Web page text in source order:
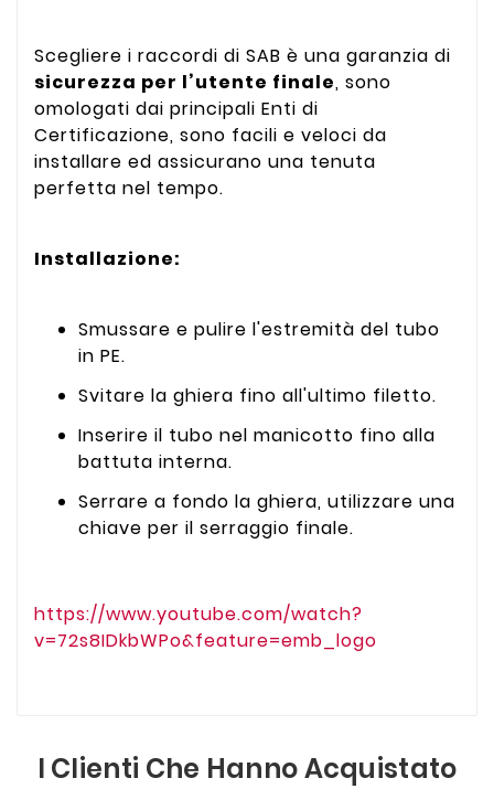
Scegliere i raccordi di SAB è una garanzia di
sicurezza per l’utente finale, sono
omologati dai principali Enti di
Certificazione, sono facili e veloci da
installare ed assicurano una tenuta
perfetta nel tempo.
Installazione:
Smussare e pulire l'estremità del tubo
in PE.
Svitare la ghiera fino all'ultimo filetto.
Inserire il tubo nel manicotto fino alla
battuta interna.
Serrare a fondo la ghiera, utilizzare una
chiave per il serraggio finale.
https://www.youtube.com/watch?
v=72s8IDkbWPo&feature=emb_logo
I Clienti Che Hanno Acquistato